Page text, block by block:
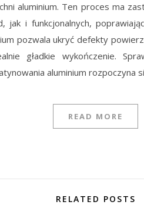
aluminium. Ten proces ma
jak i funkcjonalnych,
pozwala ukryć defekty
gładkie wykończenie.
aluminium rozpoczyna
READ MORE
RELATED POSTS